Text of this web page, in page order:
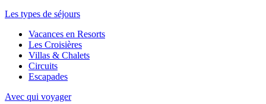
Les types de séjours
Vacances en Resorts
Les Croisières
Villas & Chalets
Circuits
Escapades
Avec qui voyager